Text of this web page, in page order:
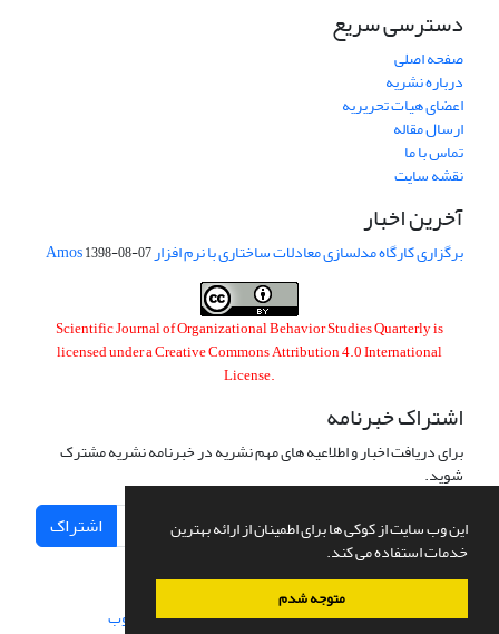
این وب سایت از کوکی ها برای اطمینان از ارائه بهترین
خدمات استفاده می کند.
متوجه شدم
دسترسی سریع
صفحه اصلی
درباره نشریه
اعضای هیات تحریریه
ارسال مقاله
تماس با ما
نقشه سایت
آخرین اخبار
برگزاری کارگاه مدلسازی معادلات ساختاری با نرم افزار Amos1398-08-07
Scientific Journal of Organizational Behavior Studies Quarterly is
licensed under aCreative Commons Attribution 4.0 International
License.
اشتراک خبرنامه
برای دریافت اخبار و اطلاعیه های مهم نشریه در خبرنامه نشریه مشترک
شوید.
اشتراک
سامانه مدیریت نشریات علمی.طراحی و پیاده سازی از سیناوب